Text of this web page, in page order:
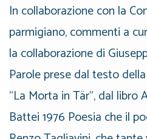
In collaborazione con la
parmigiano, commenti a
la collaborazione di
Parole prese dal testo
“La Morta in Tär”, dal libro
Battei 1976 Poesia che il